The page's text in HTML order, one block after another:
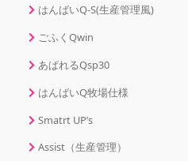
はんばいQ-S(生産管理風)
ごふくQwin
あぱれるQsp30
はんばいQ牧場仕様
Smatrt UP’s
Assist（生産管理）